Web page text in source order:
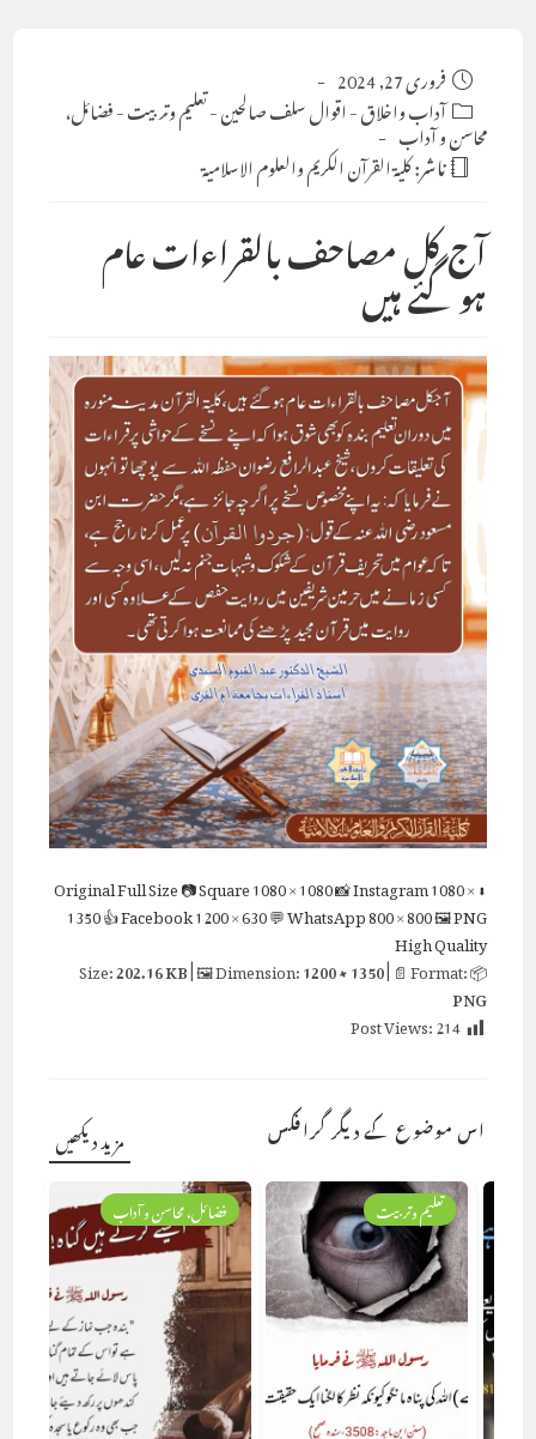
Post
published:
فروری 27, 2024
Post
category:
آداب واخلاق-اقوال سلف صالحین-تعلیم وتربیت-فضائل،
محاسن و آداب
ناشر:كلية القرآن الكريم والعلوم الاسلامية
آج کل مصاحف بالقراءات عام
ہوگئے ہیں
⬇ Original
Full Size📷 Square1080 × 1080📸 Instagram1080 ×
1350👍 Facebook1200 × 630💬 WhatsApp800 × 800🖼 PNG
High Quality
📦 Size:
202.16 KB| 🖼 Dimension:1200 × 1350| 📄 Format:
PNG
Post Views:214
اس موضوع کے دیگر گرافکس مزید دیکھیں
تعلیم وتربیت فضائل، محاسن و آداب